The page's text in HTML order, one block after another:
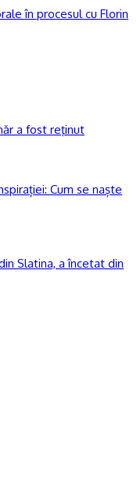
în procesul cu Florin
a fost reţinut
Cum se naște
Slatina, a încetat din